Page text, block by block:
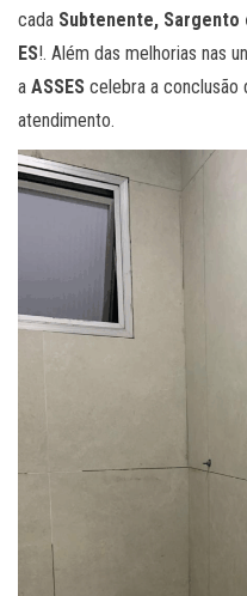
cada Subtenente,
ES!. Além das melhorias nas
a ASSES celebra a conclusão
atendimento.